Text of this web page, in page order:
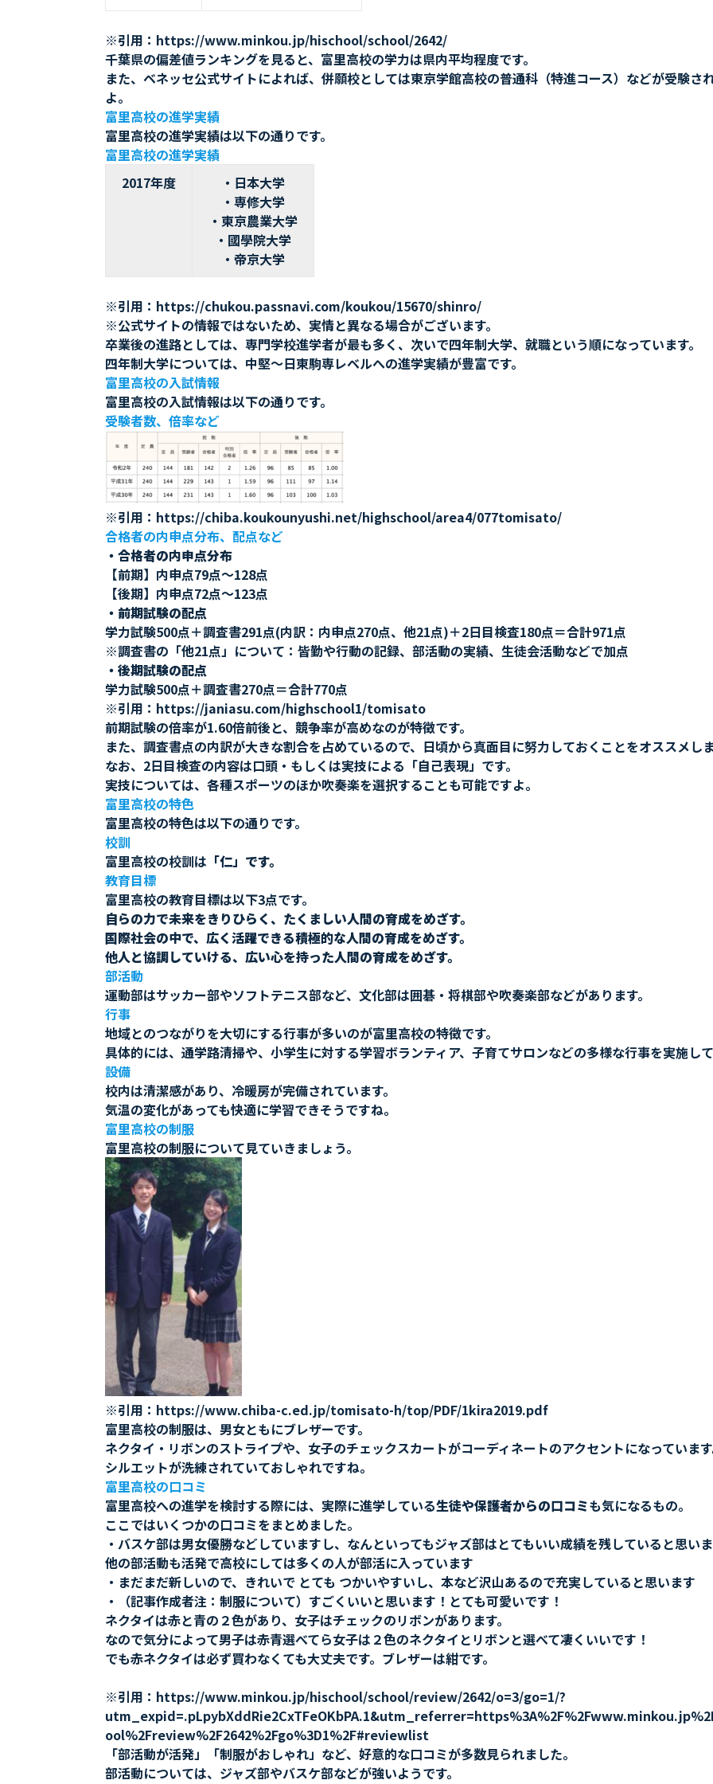
※引用：https://www.minkou.jp/hischool/school/2642/
千葉県の偏差値ランキングを見ると、富里高校の学力は県内平均程度です。
また、ベネッセ公式サイトによれば、併願校としては東京学館高校の普通科（特進コース）などが受験さ
よ。
富里高校の進学実績
富里高校の進学実績は以下の通りです。
富里高校の進学実績
2017年度
・日本大学
・専修大学
・東京農業大学
・國學院大学
・帝京大学
※引用：https://chukou.passnavi.com/koukou/15670/shinro/
※公式サイトの情報ではないため、実情と異なる場合がございます。
卒業後の進路としては、専門学校進学者が最も多く、次いで四年制大学、就職という順になっています。
四年制大学については、中堅〜日東駒専レベルへの進学実績が豊富です。
富里高校の入試情報
富里高校の入試情報は以下の通りです。
受験者数、倍率など
※引用：https://chiba.koukounyushi.net/highschool/area4/077tomisato/
合格者の内申点分布、配点など
・合格者の内申点分布
【前期】内申点79点〜128点
【後期】内申点72点〜123点
・前期試験の配点
学力試験500点＋調査書291点(内訳：内申点270点、他21点)＋2日目検査180点＝合計971点
※調査書の「他21点」について：皆勤や行動の記録、部活動の実績、生徒会活動などで加点
・後期試験の配点
学力試験500点＋調査書270点＝合計770点
※引用：https://janiasu.com/highschool1/tomisato
前期試験の倍率が1.60倍前後と、競争率が高めなのが特徴です。
また、調査書点の内訳が大きな割合を占めているので、日頃から真面目に努力しておくことをオススメしま
なお、2日目検査の内容は口頭・もしくは実技による「自己表現」です。
実技については、各種スポーツのほか吹奏楽を選択することも可能ですよ。
富里高校の特色
富里高校の特色は以下の通りです。
校訓
富里高校の校訓は 「仁」です。
教育目標
富里高校の教育目標は以下3点です。
自らの力で未来をきりひらく、たくましい人間の育成をめざす。
国際社会の中で、広く活躍できる積極的な人間の育成をめざす。
他人と協調していける、広い心を持った人間の育成をめざす。
部活動
運動部はサッカー部やソフトテニス部など、文化部は囲碁・将棋部や吹奏楽部などがあります。
行事
地域とのつながりを大切にする行事が多いのが富里高校の特徴です。
具体的には、通学路清掃や、小学生に対する学習ボランティア、子育てサロンなどの多様な行事を実施して
設備
校内は清潔感があり、冷暖房が完備されています。
気温の変化があっても快適に学習できそうですね。
富里高校の制服
富里高校の制服について見ていきましょう。
※引用：https://www.chiba-c.ed.jp/tomisato-h/top/PDF/1kira2019.pdf
富里高校の制服は、男女ともにブレザーです。
ネクタイ・リボンのストライプや、女子のチェックスカートがコーディネートのアクセントになっています
シルエットが洗練されていておしゃれですね。
富里高校の口コミ
富里高校への進学を検討する際には、実際に進学している生徒や保護者からの口コミも気になるもの。
ここではいくつかの口コミをまとめました。
・バスケ部は男女優勝などしていますし、なんといってもジャズ部はとてもいい成績を残していると思いま
他の部活動も活発で高校にしては多くの人が部活に入っています
・まだまだ新しいので、きれいで とても つかいやすいし、本など沢山あるので充実していると思います
・（記事作成者注：制服について）すごくいいと思います！とても可愛いです！
ネクタイは赤と青の２色があり、女子はチェックのリボンがあります。
なので気分によって男子は赤青選べてら女子は２色のネクタイとリボンと選べて凄くいいです！
でも赤ネクタイは必ず買わなくても大丈夫です。ブレザーは紺です。
※引用：https://www.minkou.jp/hischool/school/review/2642/o=3/go=1/?
ool%2Freview%2F2642%2Fgo%3D1%2F#reviewlist
「部活動が活発」「制服がおしゃれ」など、好意的な口コミが多数見られました。
部活動については、ジャズ部やバスケ部などが強いようです。